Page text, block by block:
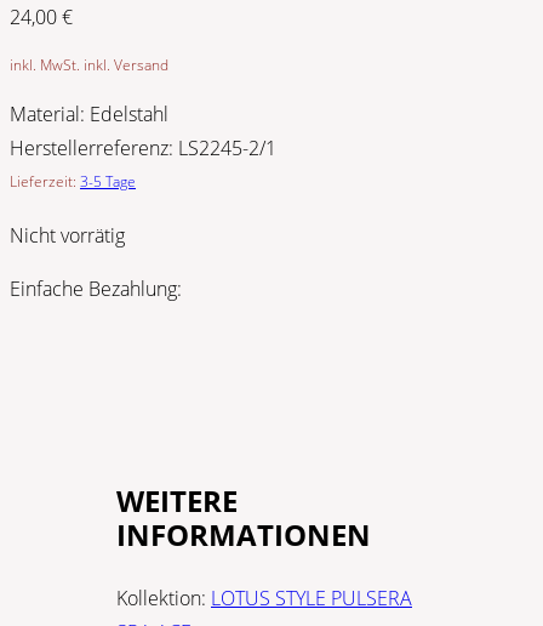
24,00€
inkl. MwSt. inkl. Versand
Material: Edelstahl
Herstellerreferenz: LS2245-2/1
Lieferzeit: 3-5 Tage
Nicht vorrätig
Einfache Bezahlung:
WEITERE
INFORMATIONEN
Kollektion: LOTUS STYLE PULSERA